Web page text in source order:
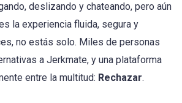
deslizando y chateando, pero aún
la experiencia fluida, segura y
no estás solo. Miles de personas
a Jerkmate, y una plataforma
entre la multitud: Rechazar.